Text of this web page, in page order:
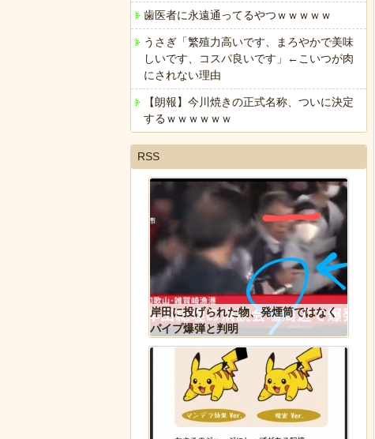
歯医者に永遠通ってるやつｗｗｗｗｗ
うさぎ「繁殖力高いです、まろやかで美味
しいです、コスパ良いです」←こいつが肉
にされない理由
【朗報】今川焼きの正式名称、ついに決定
するｗｗｗｗｗｗ
RSS
岸田に投げられた物、発煙筒ではなく
パイプ爆弾と判明